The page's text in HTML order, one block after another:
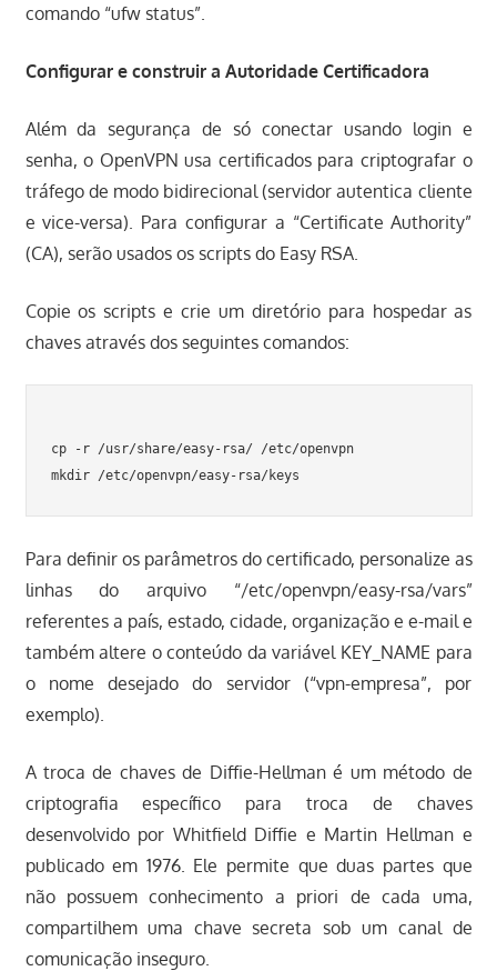
comando “ufw status”.
Configurar e construir a Autoridade Certificadora
Além da segurança de só conectar usando login e
senha, o OpenVPN usa certificados para criptografar o
tráfego de modo bidirecional (servidor autentica cliente
e vice-versa). Para configurar a “Certificate Authority”
(CA), serão usados os scripts do Easy RSA.
Copie os scripts e crie um diretório para hospedar as
chaves através dos seguintes comandos:
cp -r /usr/share/easy-rsa/ /etc/openvpn
Para definir os parâmetros do certificado, personalize as
linhas do arquivo “/etc/openvpn/easy-rsa/vars”
referentes a país, estado, cidade, organização e e-mail e
também altere o conteúdo da variável KEY_NAME para
o nome desejado do servidor (“vpn-empresa”, por
exemplo).
A troca de chaves de Diffie-Hellman é um método de
criptografia específico para troca de chaves
desenvolvido por Whitfield Diffie e Martin Hellman e
publicado em 1976. Ele permite que duas partes que
não possuem conhecimento a priori de cada uma,
compartilhem uma chave secreta sob um canal de
comunicação inseguro.